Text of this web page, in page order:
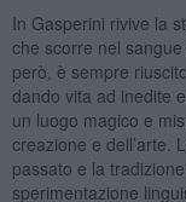
In Gasperini rivive la
che scorre nel sangue
però, è sempre
dando vita ad inedite
un luogo magico e
creazione e dell’arte.
passato e la
sperimentazione